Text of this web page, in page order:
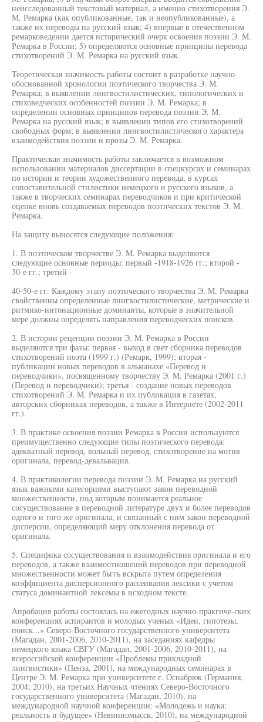
неисследованный текстовый материал, а именно стихотворения Э.
М. Ремарка (как опубликованные, так и неопубликованные), а
также их переводы на русский язык; 4) впервые в отечественном
ремарковедении дается исторический очерк освоения поэзии Э. М.
Ремарка в России; 5) определяются основные принципы перевода
стихотворений Э. М. Ремарка на русский язык.
Теоретическая значимость работы состоит в разработке научно-
обоснованной хронологии поэтического творчества Э. М.
Ремарка; в выявлении лингвостилистических, типологических и
стиховедческих особенностей поэзии Э. М. Ремарка; в
определении основных принципов перевода поэзии Э. М.
Ремарка на русский язык; в выявлении типов его стихотворений
свободных форм; в выявлении лингвостилистического характера
взаимодействия поэзии и прозы Э. М. Ремарка.
Практическая значимость работы заключается в возможном
использовании материалов диссертации в спецкурсах и семинарах
по истории и теории художественного перевода, в курсах
сопоставительной стилистики немецкого и русского языков, а
также в творческих семинарах переводчиков и при критической
оценке вновь создаваемых переводов поэтических текстов Э. М.
Ремарка.
На защиту выносятся следующие положения:
1. В поэтическом творчестве Э. М. Ремарка выделяются
следующие основные периоды: первый -1918-1926 гг.; второй -
30-е гг.; третий -
40-50-е гг. Каждому этапу поэтического творчества Э. М. Ремарка
свойственны определенные лингвостилистические, метрические и
ритмико-интонационные доминанты, которые в значительной
мере должны определять направления переводческих поисков.
2. В истории рецепции поэзии Э. М. Ремарка в России
выделяются три фазы: первая - выход в свет сборника переводов
стихотворений поэта (1999 г.) (Ремарк, 1999); вторая -
публикации новых переводов в альманахе «Перевод и
переводчики», посвященному творчеству Э. М. Ремарка (2001 г.)
(Перевод и переводчики); третья - создание новых переводов
стихотворений Э. М. Ремарка и их публикация в газетах,
авторских сборниках переводов, а также в Интернете (2002-2011
гг.).
3. В практике освоения поэзии Ремарка в России используются
преимущественно следующие типы поэтического перевода:
адекватный перевод, вольный перевод, стихотворение на мотив
оригинала, перевод-девальвация.
4. В практикологии перевода поэзии Э. М. Ремарка на русский
язык важными категориями выступают закон переводной
множественности, под которым понимается реальное
сосуществование в переводной литературе двух и более переводов
одного и того же оригинала, и связанный с ним закон переводной
дисперсии, определяющий меру отклонения перевода от
оригинала.
5. Специфика сосуществования и взаимодействия оригинала и его
переводов, а также взаимоотношений переводов при переводной
множественности может бьггь вскрыта путем определения
коэффициента дисперсионного рассеивания лексики с учетом
статуса доминантной лексемы в исходном тексте.
Апробация работы состоялась на ежегодных научно-пракгиче-ских
конференциях аспирантов и молодых ученых «Идеи, гипотезы,
поиск...» Северо-Восточного государственного университета
(Магадан, 2001-2006, 2010-2011), на заседаниях кафедры
немецкого языка СВГУ (Магадан, 2001-2006, 2010-2011), на
всероссийской конференции «Проблемы прикладной
лингвистики» (Пенза, 2001), на международных семинарах в
Центре Э. М. Ремарка при университете г. Оснабрюк (Германия,
2004; 2010), на третьих Научных чтениях Северо-Восточного
государственного университета (Магадан, 2010), на
международной научной конференции: «Молодежь и наука:
реальность и будущее» (Невинномысск, 2010), на международной